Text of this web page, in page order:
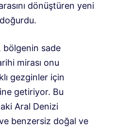
dönüştüren yeni
bölgenin sade
mirası onu
gezginler için
getiriyor. Bu
Aral Denizi
benzersiz doğal ve